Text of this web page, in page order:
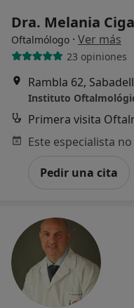
Dra. Melania
Oftalmólogo · Ver más
23 opiniones
Rambla 62, Sabadell
Instituto
Primera visita
Pedir una cita